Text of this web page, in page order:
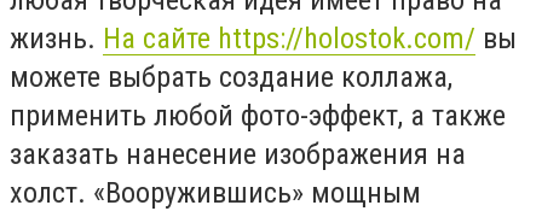
жизнь. На сайте https://holostok.com/ вы
можете выбрать создание коллажа,
применить любой фото-эффект, а также
заказать нанесение изображения на
холст. «Вооружившись» мощным